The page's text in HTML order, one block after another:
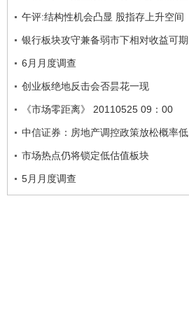
午评:结构性机会凸显 股指存上升空间
银行板块攻守兼备弱市下相对收益可期
6月月度调查
创业板绝地反击会否昙花一现
《市场零距离》 20110525 09：00
中信证券：房地产调控政策放松概率低
市场热点仍将锁定低估值板块
5月月度调查